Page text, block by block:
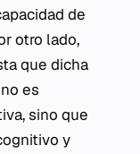
de
otro lado,
que dicha
es
sino que
y